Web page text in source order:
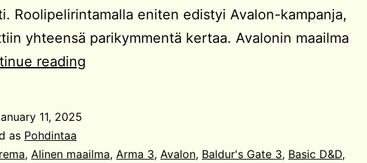
Roolipelirintamalla eniten edistyi Avalon-kampanja,
yhteensä parikymmentä kertaa. Avalonin maailma
reading
11, 2025
as Pohdintaa
, Alinen maailma, Arma 3, Avalon, Baldur's Gate 3, Basic D&D,